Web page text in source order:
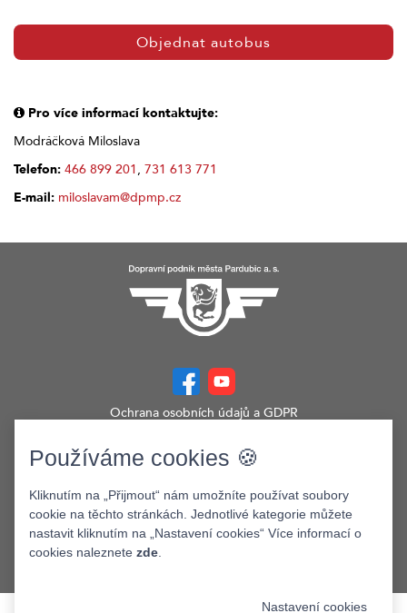
Objednat autobus
Pro více informací kontaktujte:
Modráčková Miloslava
Telefon: 466 899 201, 731 613 771
E-mail: miloslavam@dpmp.cz
Ochrana osobních údajů a GDPR
Zobrazit verzi webu pro PC
©2026. Dopravní podnik města Pardubic a.s.
Používáme cookies 🍪
Kliknutím na „Přijmout“ nám umožníte používat soubory
cookie na těchto stránkách. Jednotlivé kategorie můžete
nastavit kliknutím na „Nastavení cookies“ Více informací o
cookies naleznete zde
Nastavení cookies